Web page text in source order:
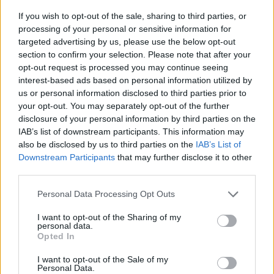
If you wish to opt-out of the sale, sharing to third parties, or
processing of your personal or sensitive information for
targeted advertising by us, please use the below opt-out
section to confirm your selection. Please note that after your
opt-out request is processed you may continue seeing
interest-based ads based on personal information utilized by
us or personal information disclosed to third parties prior to
your opt-out. You may separately opt-out of the further
disclosure of your personal information by third parties on the
IAB’s list of downstream participants. This information may
also be disclosed by us to third parties on the IAB’s List of
Downstream Participants that may further disclose it to other
Please note that this website/app uses one or more Google
not limited to your visit or usage behaviour. You may click to
grant or deny consent to Google and its third-party tags to
use your data for below specified purposes in below Google
consent section.
Personal Data Processing Opt Outs
I want to opt-out of the Sharing of my
personal data.
Opted In
I want to opt-out of the Sale of my
Personal Data.
anyagokat pedig lefoglalta. Áruval megrakott hajó nem
hagyhatta el a kikötőt.
* A hajlék nélkül maradt lakosságot sátrakba költöztették. A
háztulajdonosoknak megtiltotta bérlőik kilakoltatását, így
bárki hazatérhetett.
* A papok számára megtiltotta, hogy szentbeszédekben
szónokoljanak a világvége közeledtéről.
fejlesztési munkálatok eredményeképpen Lisszabon a
királyi városból a középosztályi kereskedővárosává váljék. A
palota nem is épült újjá, viszont egy teljesen új kereskedelmi
negyedet alakítottak ki a városban. A tengerparti palota
előtti tér kereskedelemi funkciót kapott és piactérként